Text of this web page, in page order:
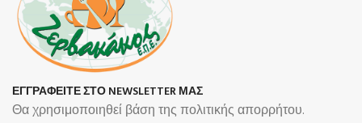
ΕΓΓΡΑΦΕΙΤΕ ΣΤΟ NEWSLETTER ΜΑΣ
Θα χρησιμοποιηθεί βάση της πολιτικής απορρήτου.